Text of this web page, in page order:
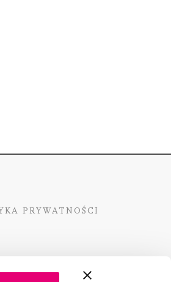
PRYWATNOŚCI